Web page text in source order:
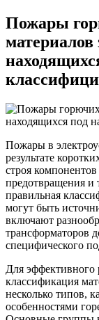
Пожары
материалов
Пожары в
результате
строя
предотвращения и
правильная
могут быть
включают
трансформаторов
специфического
Для эффективного
классификация
несколько типов,
особенностями